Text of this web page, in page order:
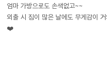
엄마 가방으로도 손색없고~~
외출 시 짐이 많은 날에도 무게감이
❤️